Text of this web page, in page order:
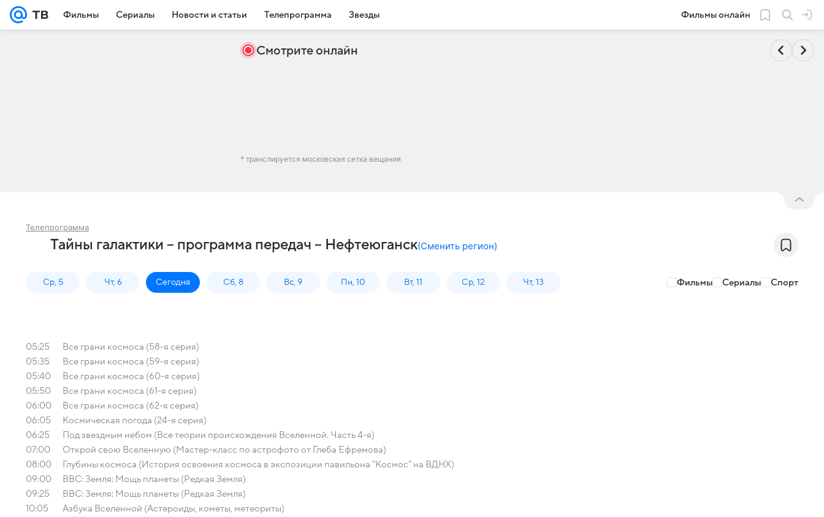
Фильмы Сериалы Новости и статьи Телепрограмма Звезды Фильмы онлайн
Смотрите онлайн
* транслируется московская сетка вещания
Телепрограмма
Тайны галактики – программа передач – Нефтеюганск(Сменить регион)
Ср, 5 Чт, 6 Сегодня Сб, 8 Вс, 9 Пн, 10 Вт, 11 Ср, 12 Чт, 13 Фильмы Сериалы Спорт
05:25
Все грани космоса (58-я серия)
05:35
Все грани космоса (59-я серия)
05:40
Все грани космоса (60-я серия)
05:50
Все грани космоса (61-я серия)
06:00
Все грани космоса (62-я серия)
06:05
Космическая погода (24-я серия)
06:25
Под звездным небом (Все теории происхождения Вселенной. Часть 4-я)
07:00
Открой свою Вселенную (Мастер-класс по астрофото от Глеба Ефремова)
08:00
Глубины космоса (История освоения космоса в экспозиции павильона "Космос" на ВДНХ)
09:00
BBC: Земля: Мощь планеты (Редкая Земля)
09:25
BBC: Земля: Мощь планеты (Редкая Земля)
10:05
Азбука Вселенной (Астероиды, кометы, метеориты)